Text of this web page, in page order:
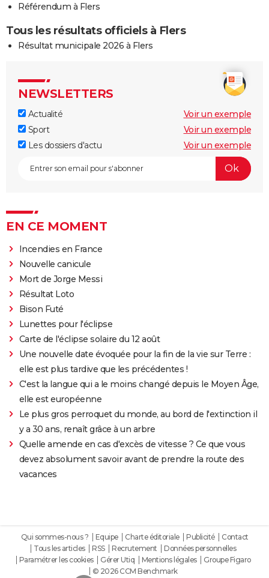
Référendum à Flers
Tous les résultats officiels à Flers
Résultat municipale 2026 à Flers
NEWSLETTERS
Actualité
Voir un exemple
Sport
Voir un exemple
Les dossiers d'actu
Voir un exemple
EN CE MOMENT
Incendies en France
Nouvelle canicule
Mort de Jorge Messi
Résultat Loto
Bison Futé
Lunettes pour l'éclipse
Carte de l'éclipse solaire du 12 août
Une nouvelle date évoquée pour la fin de la vie sur Terre :
elle est plus tardive que les précédentes !
C'est la langue qui a le moins changé depuis le Moyen Âge,
elle est européenne
Le plus gros perroquet du monde, au bord de l'extinction il
y a 30 ans, renaît grâce à un arbre
Quelle amende en cas d'excès de vitesse ? Ce que vous
devez absolument savoir avant de prendre la route des
vacances
Qui sommes-nous ? Equipe Charte éditoriale Publicité
Contact
Tous les articles
RSS Recrutement
Données personnelles
Paramétrer les cookies
Gérer Utiq Mentions légales
Groupe Figaro
© 2026 CCM Benchmark